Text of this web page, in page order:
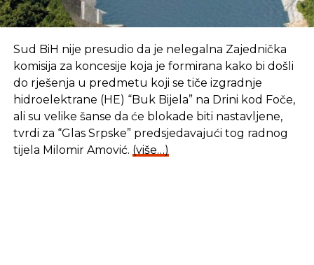
Sud BiH nije presudio da je nelegalna Zajednička
komisija za koncesije koja je formirana kako bi došli
do rješenja u predmetu koji se tiče izgradnje
hidroelektrane (HE) “Buk Bijela” na Drini kod Foče,
ali su velike šanse da će blokade biti nastavljene,
tvrdi za “Glas Srpske” predsjedavajući tog radnog
tijela Milomir Amović. (više…)